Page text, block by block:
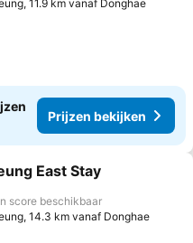
11.9 km vanaf Donghae
Prijzen bekijken
aan favorieten
East Stay
score beschikbaar
14.3 km vanaf Donghae